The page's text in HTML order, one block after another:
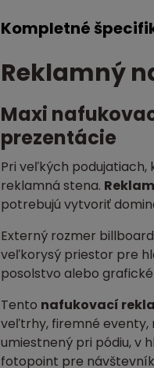
Kompletné
Reklamný
Maxi
prezentácie
Pri veľkých podujatiach,
reklamná stena.
potrebujú vytvoriť
Externý rozmer
veľkorysý priestor pre
posolstvo alebo
Tento nafukovací
veľtrhy, firemné eventy,
umiestnený pri pódiu, v
fotopoint pre